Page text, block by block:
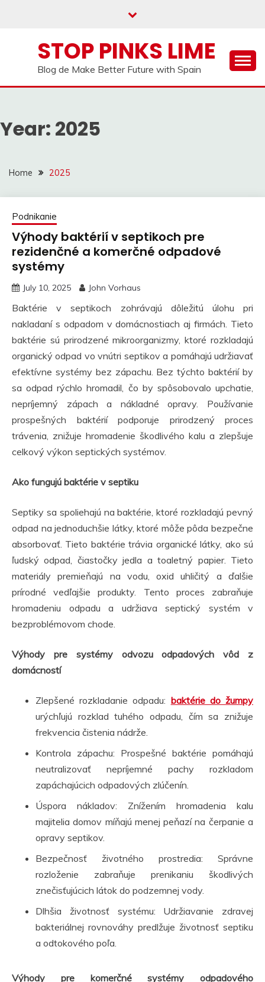
STOP PINKS LIME
Blog de Make Better Future with Spain
Year: 2025
Home 2025
Podnikanie
Výhody baktérií v septikoch pre
rezidenčné a komerčné odpadové
systémy
July 10, 2025 John Vorhaus
Baktérie v septikoch zohrávajú dôležitú úlohu pri
nakladaní s odpadom v domácnostiach aj firmách. Tieto
baktérie sú prirodzené mikroorganizmy, ktoré rozkladajú
organický odpad vo vnútri septikov a pomáhajú udržiavať
efektívne systémy bez zápachu. Bez týchto baktérií by
sa odpad rýchlo hromadil, čo by spôsobovalo upchatie,
nepríjemný zápach a nákladné opravy. Používanie
prospešných baktérií podporuje prirodzený proces
trávenia, znižuje hromadenie škodlivého kalu a zlepšuje
celkový výkon septických systémov.
Ako fungujú baktérie v septiku
Septiky sa spoliehajú na baktérie, ktoré rozkladajú pevný
odpad na jednoduchšie látky, ktoré môže pôda bezpečne
absorbovať. Tieto baktérie trávia organické látky, ako sú
ľudský odpad, čiastočky jedla a toaletný papier. Tieto
materiály premieňajú na vodu, oxid uhličitý a ďalšie
prírodné vedľajšie produkty. Tento proces zabraňuje
hromadeniu odpadu a udržiava septický systém v
bezproblémovom chode.
Výhody pre systémy odvozu odpadových vôd z
domácností
Zlepšené rozkladanie odpadu: baktérie do žumpy
urýchľujú rozklad tuhého odpadu, čím sa znižuje
frekvencia čistenia nádrže.
Kontrola zápachu: Prospešné baktérie pomáhajú
neutralizovať nepríjemné pachy rozkladom
zapáchajúcich odpadových zlúčenín.
Úspora nákladov: Znížením hromadenia kalu
majitelia domov míňajú menej peňazí na čerpanie a
opravy septikov.
Bezpečnosť životného prostredia: Správne
rozloženie zabraňuje prenikaniu škodlivých
znečisťujúcich látok do podzemnej vody.
Dlhšia životnosť systému: Udržiavanie zdravej
bakteriálnej rovnováhy predlžuje životnosť septiku
a odtokového poľa.
Výhody pre komerčné systémy odpadového